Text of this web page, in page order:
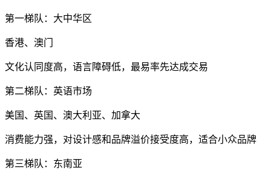
第一梯队：大中华区
香港、澳门
文化认同度高，语言障碍低，最易率先达成交易
第二梯队：英语市场
美国、英国、澳大利亚、加拿大
消费能力强，对设计感和品牌溢价接受度高，适合小众品牌
第三梯队：东南亚